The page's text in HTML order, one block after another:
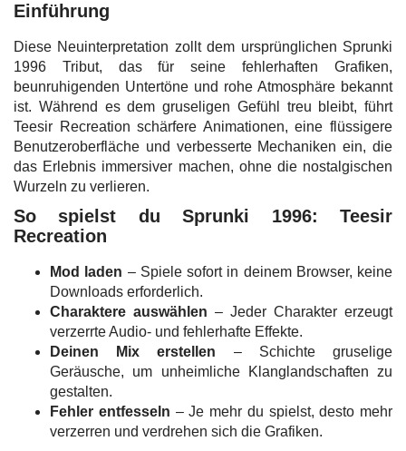
Einführung
Diese Neuinterpretation zollt dem ursprünglichen Sprunki
1996 Tribut, das für seine fehlerhaften Grafiken,
beunruhigenden Untertöne und rohe Atmosphäre bekannt
ist. Während es dem gruseligen Gefühl treu bleibt, führt
Teesir Recreation schärfere Animationen, eine flüssigere
Benutzeroberfläche und verbesserte Mechaniken ein, die
das Erlebnis immersiver machen, ohne die nostalgischen
Wurzeln zu verlieren.
So spielst du Sprunki 1996: Teesir
Recreation
Mod laden – Spiele sofort in deinem Browser, keine
Downloads erforderlich.
Charaktere auswählen – Jeder Charakter erzeugt
verzerrte Audio- und fehlerhafte Effekte.
Deinen Mix erstellen – Schichte gruselige
Geräusche, um unheimliche Klanglandschaften zu
gestalten.
Fehler entfesseln – Je mehr du spielst, desto mehr
verzerren und verdrehen sich die Grafiken.